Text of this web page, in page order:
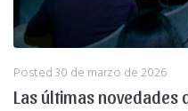
Posted30 de marzo de 2026
Las últimas